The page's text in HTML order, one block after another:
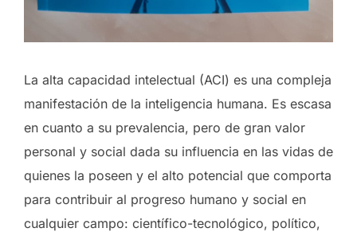
La alta capacidad intelectual (ACI) es una compleja
manifestación de la inteligencia humana. Es escasa
en cuanto a su prevalencia, pero de gran valor
personal y social dada su influencia en las vidas de
quienes la poseen y el alto potencial que comporta
para contribuir al progreso humano y social en
cualquier campo: científico-tecnológico, político,